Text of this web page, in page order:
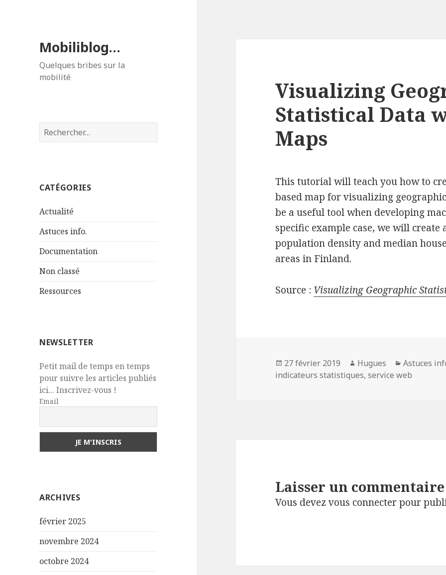
Mobiliblog…
Quelques bribes sur la
mobilité
Rechercher :
CATÉGORIES
Actualité
Astuces info.
Documentation
Non classé
Ressources
NEWSLETTER
Petit mail de temps en temps
pour suivre les articles publiés
ici... Inscrivez-vous !
Email
ARCHIVES
février 2025
novembre 2024
octobre 2024
Visualizing
Statistical Data
Maps
This tutorial will teach you how to
based map for visualizing
be a useful tool when developing
specific example case, we will
population density and median
areas in Finland.
Source : Visualizing Geographic
Publié
le
27 février 2019 Auteur
Hugues Catégories
Astuces
indicateurs statistiques,service web
Laisser un commentaire
Vous devezvous connecterpour